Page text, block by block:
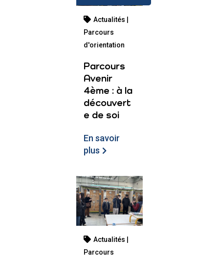
Actualités |
Parcours
d'orientation
Parcours
Avenir
4ème : à la
découvert
e de soi
En savoir
plus
Actualités |
Parcours